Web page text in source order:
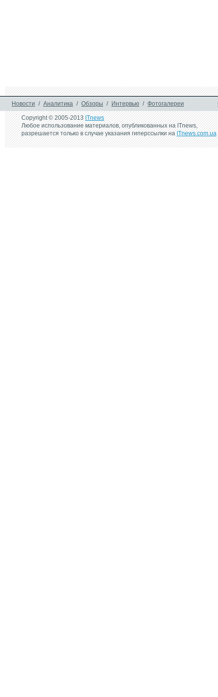
Новости / Аналитика / Обзоры / Интервью / Фотогалереи
Copyright © 2005-2013ITnews
Любое использование материалов, опубликованных на ITnews,
разрешается только в случае указания гиперссылки наITnews.com.ua